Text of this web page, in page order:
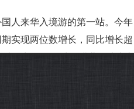
人来华入境游的第一站。今年
实现两位数增长，同比增长超